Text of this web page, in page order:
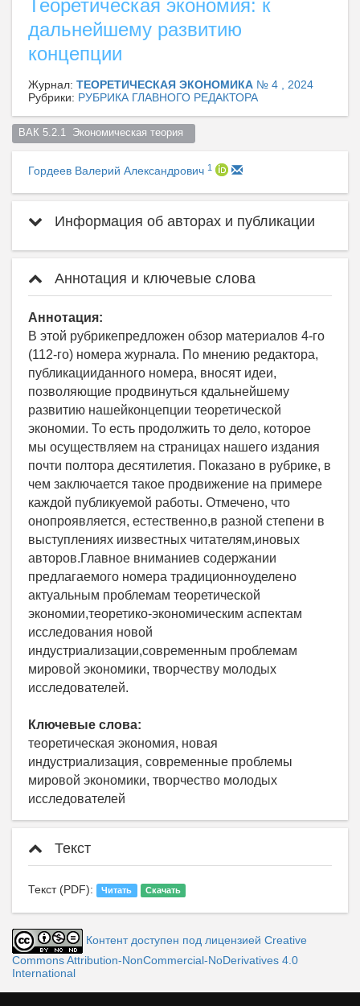
Теоретическая экономия: к
дальнейшему развитию
концепции
Журнал: ТЕОРЕТИЧЕСКАЯ ЭКОНОМИКА № 4 , 2024
Рубрики: РУБРИКА ГЛАВНОГО РЕДАКТОРА
ВАК 5.2.1  Экономическая теория
Гордеев Валерий Александрович 1
Информация об авторах и публикации
Аннотация и ключевые слова
Аннотация:
В этой рубрикепредложен обзор материалов 4-го
(112-го) номера журнала. По мнению редактора,
публикацииданного номера, вносят идеи,
позволяющие продвинуться кдальнейшему
развитию нашейконцепции теоретической
экономии. То есть продолжить то дело, которое
мы осуществляем на страницах нашего издания
почти полтора десятилетия. Показано в рубрике, в
чем заключается такое продвижение на примере
каждой публикуемой работы. Отмечено, что
онопроявляется, естественно,в разной степени в
выступлениях иизвестных читателям,иновых
авторов.Главное вниманиев содержании
предлагаемого номера традиционноуделено
актуальным проблемам теоретической
экономии,теоретико-экономическим аспектам
исследования новой
индустриализации,современным проблемам
мировой экономики, творчеству молодых
исследователей.
Ключевые слова:
теоретическая экономия, новая
индустриализация, современные проблемы
мировой экономики, творчество молодых
исследователей
Текст
Текст (PDF): Читать Скачать
Контент доступен под лицензией Creative
Commons Attribution-NonCommercial-NoDerivatives 4.0
International